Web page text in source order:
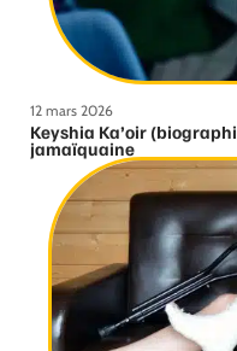
12 mars 2026
Keyshia Ka’oir
jamaïquaine